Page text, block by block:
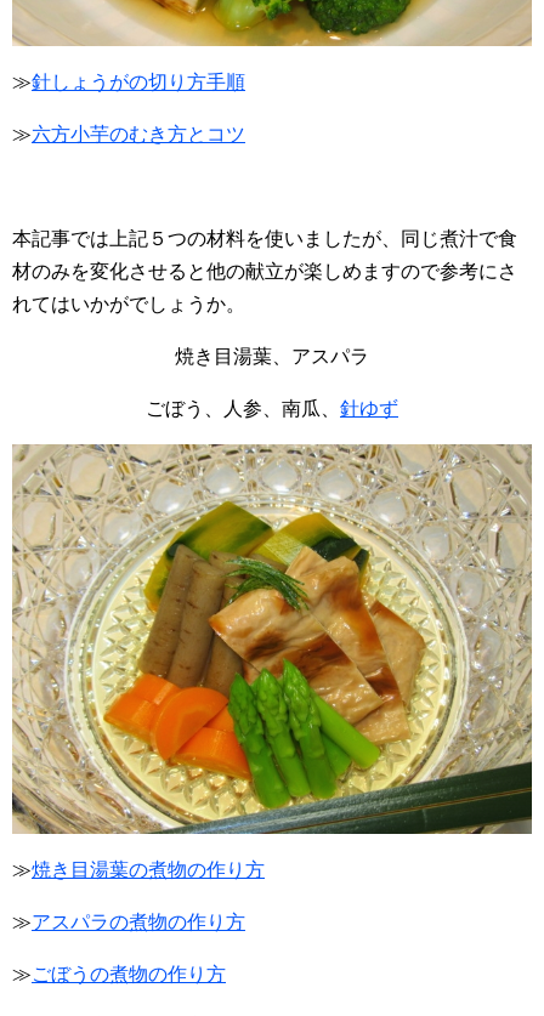
≫針しょうがの切り方手順
≫六方小芋のむき方とコツ
本記事では上記５つの材料を使いましたが、同じ煮汁で食
材のみを変化させると他の献立が楽しめますので参考にさ
れてはいかがでしょうか。
焼き目湯葉、アスパラ
ごぼう、人参、南瓜、 針ゆず
≫焼き目湯葉の煮物の作り方
≫アスパラの煮物の作り方
≫ごぼうの煮物の作り方